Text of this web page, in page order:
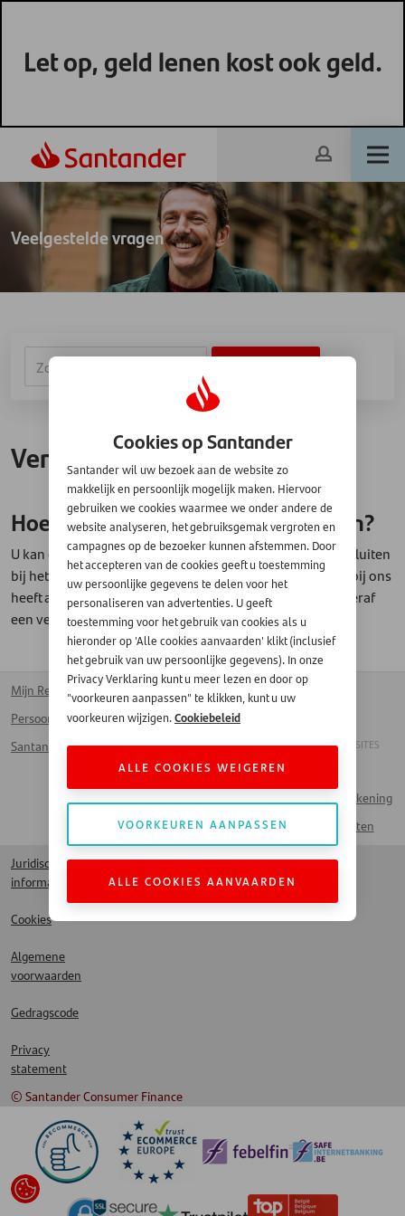
Let op, geld lenen kost ook geld.
Veelgestelde vragen
Verzekering
Hoe kan ik een verzekering afsluiten?
U kan een verzekering telefonisch of op onze website afsluiten
bij het aanvragen van een lening. Als u reeds een lening bij ons
heeft afgesloten, dan is het helaas niet mogelijk om achteraf
een verzekering op deze lening af te sluiten.
Mijn Rekening
Persoonlijke lening
Santander Card
Kantoren
Voor bedrijven
Werken bij Santander
Veelgestelde vragen
Contact
Homepage
ANDERE SANTANDER SITES
Naar Mijn Rekening
Spaarproducten
Juridische
informatie
Cookies
Algemene
voorwaarden
Gedragscode
Privacy
statement
© Santander Consumer Finance
Cookies op Santander
Santander wil uw bezoek aan de website zo
makkelijk en persoonlijk mogelijk maken. Hiervoor
gebruiken we cookies waarmee we onder andere de
website analyseren, het gebruiksgemak vergroten en
campagnes op de bezoeker kunnen afstemmen. Door
het accepteren van de cookies geeft u toestemming
uw persoonlijke gegevens te delen voor het
personaliseren van advertenties. U geeft
toestemming voor het gebruik van cookies als u
hieronder op 'Alle cookies aanvaarden' klikt (inclusief
het gebruik van uw persoonlijke gegevens). In onze
Privacy Verklaring kunt u meer lezen en door op
"voorkeuren aanpassen" te klikken, kunt u uw
voorkeuren wijzigen.Cookiebeleid
ALLE COOKIES WEIGEREN
VOORKEUREN AANPASSEN
ALLE COOKIES AANVAARDEN